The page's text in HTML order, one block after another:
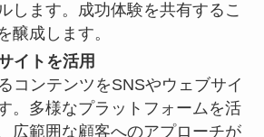
します。成功体験を共有するこ
醸成します。
イトを活用
コンテンツをSNSやウェブサイ
。多様なプラットフォームを活
広範囲な顧客へのアプローチが